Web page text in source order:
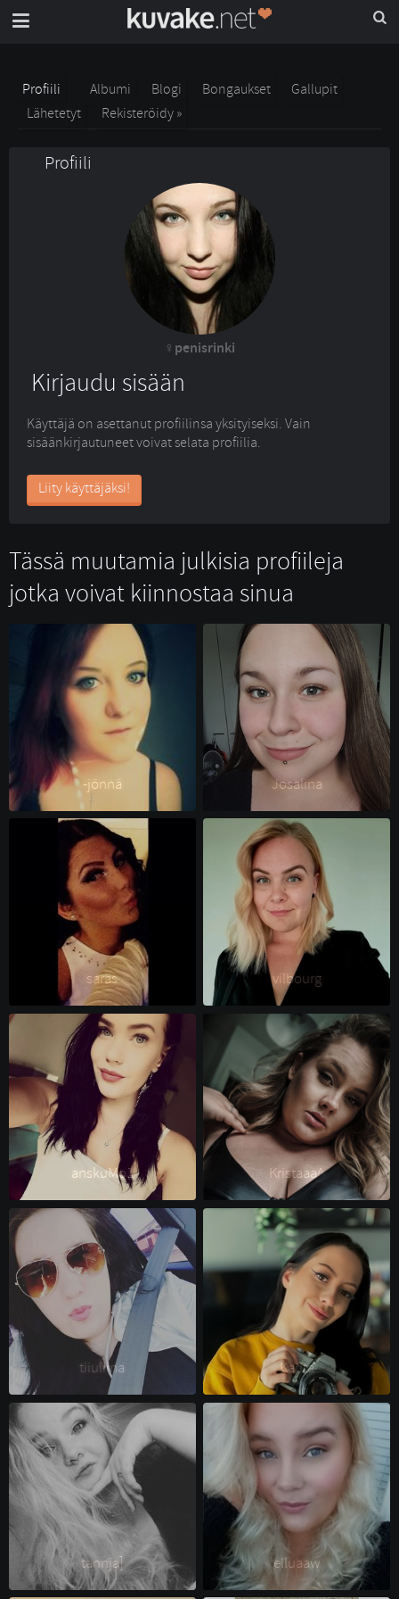
Profiili Albumi Blogi Bongaukset
Gallupit
Lähetetyt
Rekisteröidy »
Profiili
penisrinki
Kirjaudu sisään
Käyttäjä on asettanut profiilinsa yksityiseksi. Vain
sisäänkirjautuneet voivat selata profiilia.
Liity käyttäjäksi!
Tässä muutamia julkisia profiileja
jotka voivat kiinnostaa sinua
-jönnä Josalina
saräs vilbourg
anskuMo1 Kristaaa^
tiiuliina Karita
tannja] elluaaw